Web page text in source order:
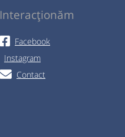
Interacționăm
Facebook
Instagram
Contact